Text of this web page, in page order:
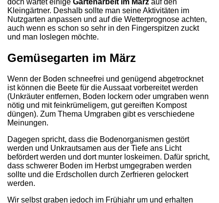
doch wartet einige Gartenarbeit im März auf den
Kleingärtner. Deshalb sollte man seine Aktivitäten im
Nutzgarten anpassen und auf die Wetterprognose achten,
auch wenn es schon so sehr in den Fingerspitzen zuckt
und man loslegen möchte.
Gemüsegarten im März
Wenn der Boden schneefrei und genügend abgetrocknet
ist können die Beete für die Aussaat vorbereitet werden
(Unkräuter entfernen, Boden lockern oder umgraben wenn
nötig und mit feinkrümeligem, gut gereiften Kompost
düngen). Zum Thema Umgraben gibt es verschiedene
Meinungen.
Dagegen spricht, dass die Bodenorganismen gestört
werden und Unkrautsamen aus der Tiefe ans Licht
befördert werden und dort munter loskeimen. Dafür spricht,
dass schwerer Boden im Herbst umgegraben werden
sollte und die Erdschollen durch Zerfrieren gelockert
werden.
Wir selbst graben jedoch im Frühjahr um und erhalten